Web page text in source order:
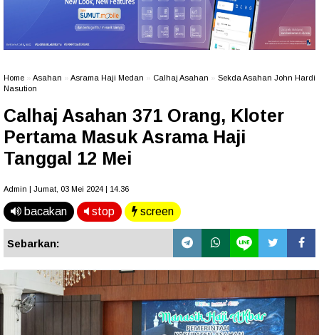
Home Asahan Asrama Haji Medan Calhaj Asahan
Sekda Asahan John Hardi
Nasution
Calhaj Asahan 371 Orang, Kloter
Pertama Masuk Asrama Haji
Tanggal 12 Mei
Admin | Jumat, 03 Mei 2024 | 14.36
bacakan stop screen
Sebarkan: